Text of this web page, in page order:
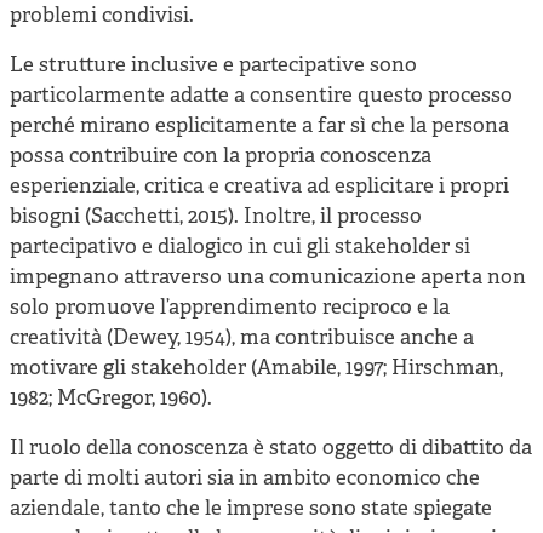
problemi condivisi.
Le strutture inclusive e partecipative sono
particolarmente adatte a consentire questo processo
perché mirano esplicitamente a far sì che la persona
possa contribuire con la propria conoscenza
esperienziale, critica e creativa ad esplicitare i propri
bisogni (Sacchetti, 2015). Inoltre, il processo
partecipativo e dialogico in cui gli stakeholder si
impegnano attraverso una comunicazione aperta non
solo promuove l’apprendimento reciproco e la
creatività (Dewey, 1954), ma contribuisce anche a
motivare gli stakeholder (Amabile, 1997; Hirschman,
1982; McGregor, 1960).
Il ruolo della conoscenza è stato oggetto di dibattito da
parte di molti autori sia in ambito economico che
aziendale, tanto che le imprese sono state spiegate